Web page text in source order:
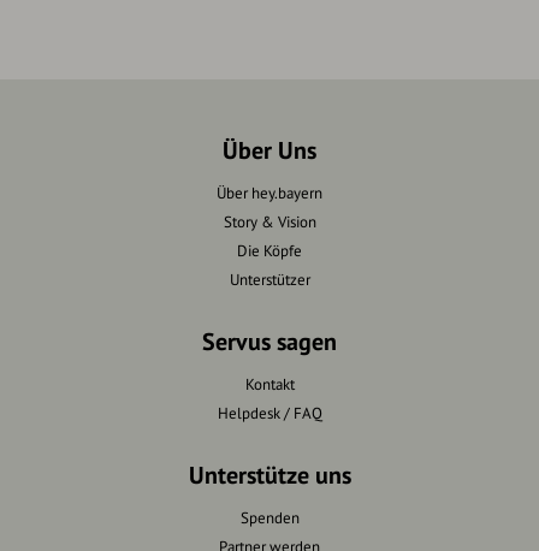
Über Uns
Über hey.bayern
Story & Vision
Die Köpfe
Unterstützer
Servus sagen
Kontakt
Helpdesk / FAQ
Unterstütze uns
Spenden